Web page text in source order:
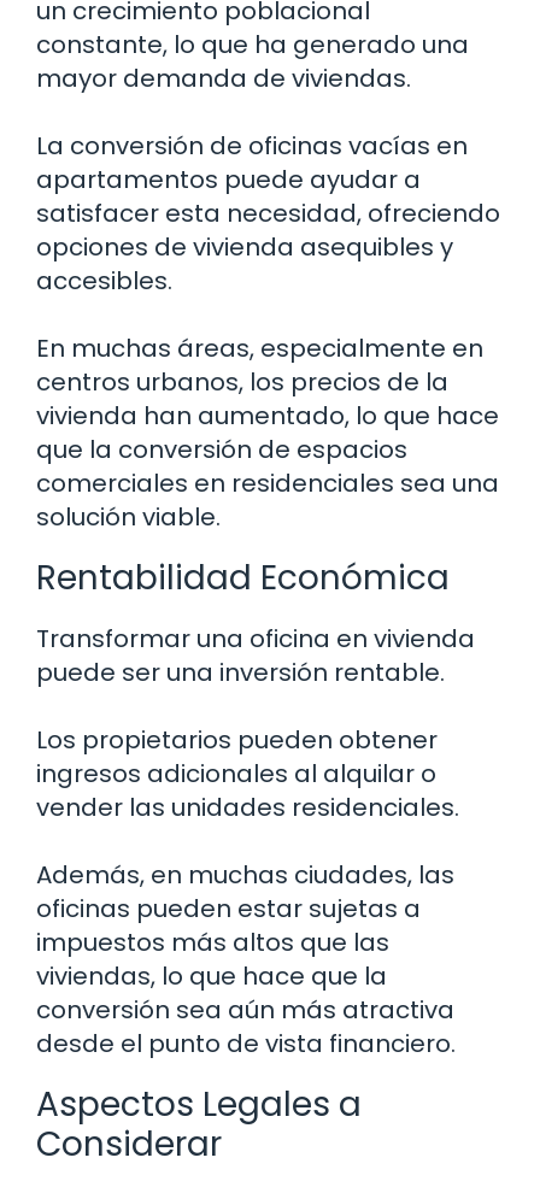
un crecimiento poblacional
constante, lo que ha generado una
mayor demanda de viviendas.
La conversión de oficinas vacías en
apartamentos puede ayudar a
satisfacer esta necesidad, ofreciendo
opciones de vivienda asequibles y
accesibles.
En muchas áreas, especialmente en
centros urbanos, los precios de la
vivienda han aumentado, lo que hace
que la conversión de espacios
comerciales en residenciales sea una
solución viable.
Rentabilidad Económica
Transformar una oficina en vivienda
puede ser una inversión rentable.
Los propietarios pueden obtener
ingresos adicionales al alquilar o
vender las unidades residenciales.
Además, en muchas ciudades, las
oficinas pueden estar sujetas a
impuestos más altos que las
viviendas, lo que hace que la
conversión sea aún más atractiva
desde el punto de vista financiero.
Aspectos Legales a
Considerar